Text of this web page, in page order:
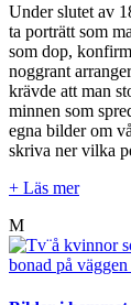
Under slutet av
ta porträtt som
som dop,
noggrant
krävde att man
minnen som
egna bilder om
skriva ner vilka
+ Läs mer
M